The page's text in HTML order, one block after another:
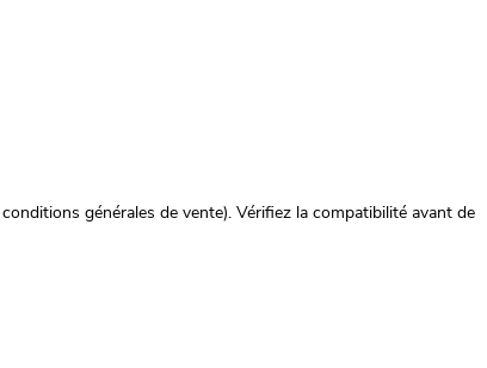
générales de vente). Vérifiez la compatibilité avant de